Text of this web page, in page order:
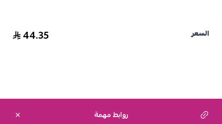
السعر 44.35
روابط مهمة